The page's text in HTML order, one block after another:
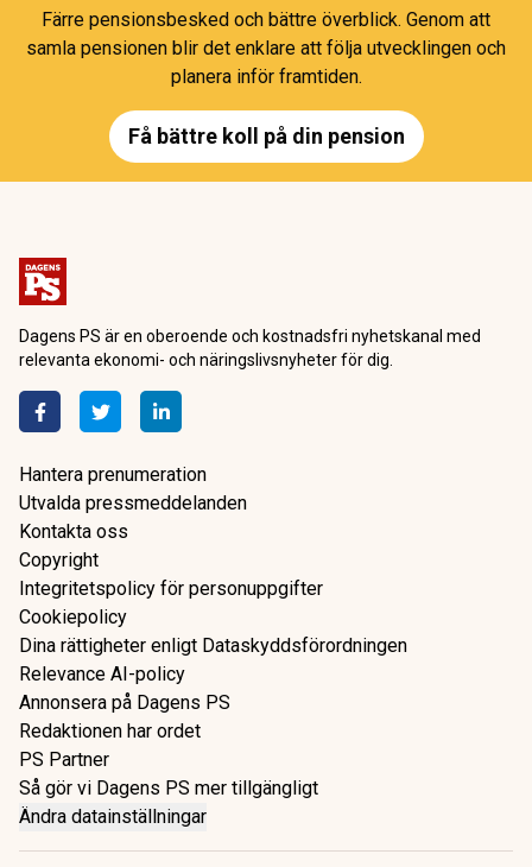
Färre pensionsbesked och bättre överblick. Genom att
samla pensionen blir det enklare att följa utvecklingen och
planera inför framtiden.
Få bättre koll på din pension
Dagens PS är en oberoende och kostnadsfri nyhetskanal med
relevanta ekonomi- och näringslivsnyheter för dig.
Hantera prenumeration
Utvalda pressmeddelanden
Kontakta oss
Copyright
Integritetspolicy för personuppgifter
Cookiepolicy
Dina rättigheter enligt Dataskyddsförordningen
Relevance AI-policy
Annonsera på Dagens PS
Redaktionen har ordet
PS Partner
Så gör vi Dagens PS mer tillgängligt
Ändra datainställningar